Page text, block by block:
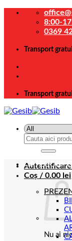
Skip
8:00-
0369
Transport
Transport
Caută
Coș / 0.00 lei
Nu ai
CATEGORII